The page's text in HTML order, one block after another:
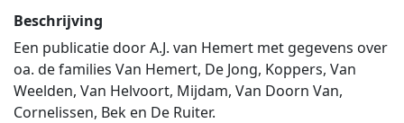
Beschrijving
Een publicatie door A.J. van Hemert met gegevens over
oa. de families Van Hemert, De Jong, Koppers, Van
Weelden, Van Helvoort, Mijdam, Van Doorn Van,
Cornelissen, Bek en De Ruiter.